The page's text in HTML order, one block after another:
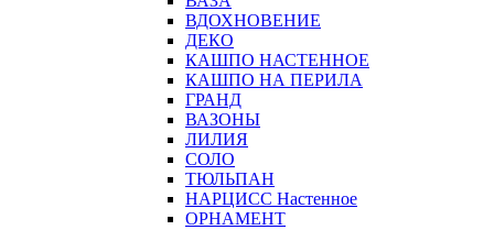
ВДОХНОВЕНИЕ
ДЕКО
КАШПО НАСТЕННОЕ
КАШПО НА ПЕРИЛА
ГРАНД
ВАЗОНЫ
ЛИЛИЯ
СОЛО
ТЮЛЬПАН
НАРЦИСС Настенное
ОРНАМЕНТ